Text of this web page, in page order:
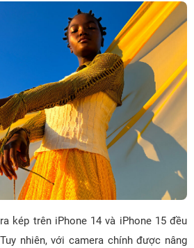
kép trên iPhone 14 và iPhone 15 đều
nhiên, với camera chính được nâng